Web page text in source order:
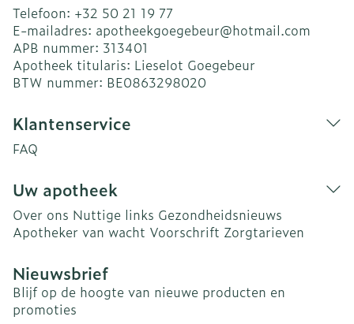
Telefoon: +32 50 21 19 77
E-mailadres: apotheekgoegebeur@hotmail.com
APB nummer: 313401
Apotheek titularis: Lieselot Goegebeur
BTW nummer: BE0863298020
Klantenservice
FAQ
Uw apotheek
Over ons Nuttige links Gezondheidsnieuws
Apotheker van wacht Voorschrift Zorgtarieven
Nieuwsbrief
Blijf op de hoogte van nieuwe producten en
promoties